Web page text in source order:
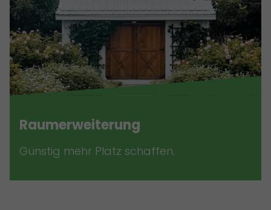
Raumerweiterung
Günstig mehr Platz schaffen.